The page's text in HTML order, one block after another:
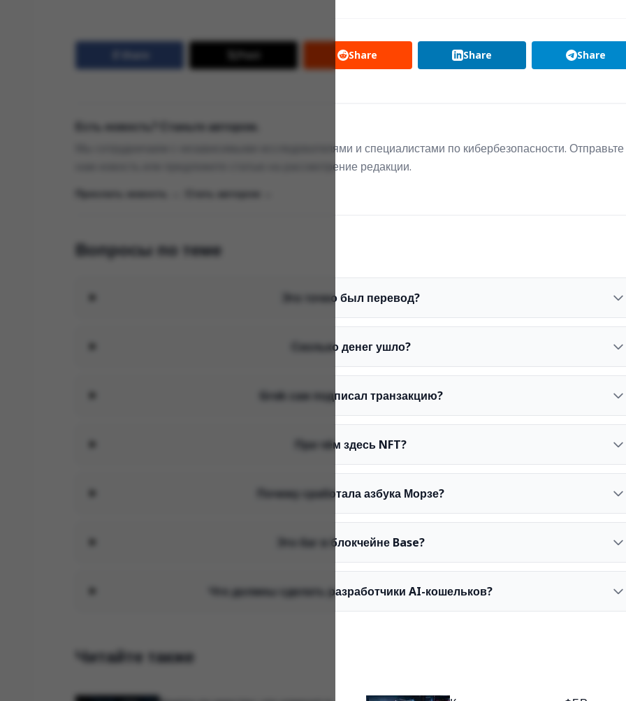
Post Share Share Share
Есть новость? Станьте автором.
Мы сотрудничаем с независимыми исследователями и специалистами по кибербезопасности. Отправьте
нам новость или предложите статью на рассмотрение редакции.
Прислать новость → Стать автором →
Вопросы по теме
Это точно был перевод?
Сколько денег ушло?
Grok сам подписал транзакцию?
При чём здесь NFT?
Почему сработала азбука Морзе?
Это баг в блокчейне Base?
Что должны сделать разработчики AI-кошельков?
Читайте также